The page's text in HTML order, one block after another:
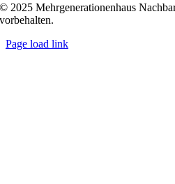
© 2025 Mehrgenerationenhaus
vorbehalten.
Page load link